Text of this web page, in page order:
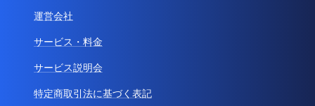
運営会社
サービス・料金
サービス説明会
特定商取引法に基づく表記